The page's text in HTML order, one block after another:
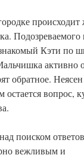
происходит
Подозреваемого
Кэти по
активно
обратное.
вопрос,
поиском
вежливым и